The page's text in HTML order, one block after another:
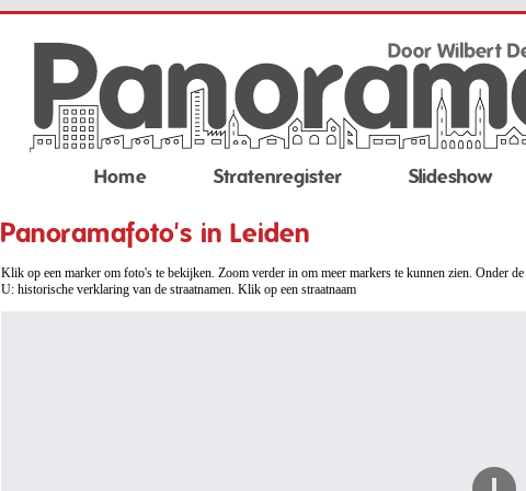
Home Stratenregister Slideshow
Panoramafoto's in Leiden
Klik op een marker om foto's te bekijken. Zoom verder in om meer markers te kunnen zien. Onder
U: historische verklaring van de straatnamen. Klik op een straatnaam